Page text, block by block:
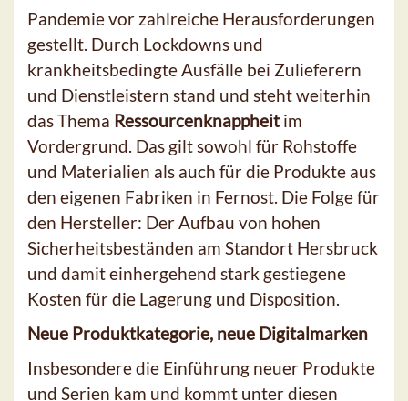
Pandemie vor zahlreiche Herausforderungen
gestellt. Durch Lockdowns und
krankheitsbedingte Ausfälle bei Zulieferern
und Dienstleistern stand und steht weiterhin
das Thema Ressourcenknappheitim
Vordergrund. Das gilt sowohl für Rohstoffe
und Materialien als auch für die Produkte aus
den eigenen Fabriken in Fernost. Die Folge für
den Hersteller: Der Aufbau von hohen
Sicherheitsbeständen am Standort Hersbruck
und damit einhergehend stark gestiegene
Kosten für die Lagerung und Disposition.
Neue Produktkategorie, neue Digitalmarken
Insbesondere die Einführung neuer Produkte
und Serien kam und kommt unter diesen